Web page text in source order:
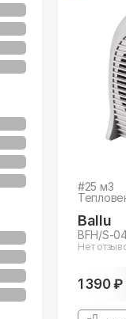
#25 м3
Ballu
BFH/S-
Нет
1 390 ₽